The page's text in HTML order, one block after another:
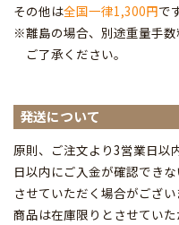
その他は全国一律1,300円で
※離島の場合、別途重量手
ご了承ください。
発送について
原則、ご注文より3営業日以
日以内にご入金が確認でき
させていただく場合がござ
商品は在庫限りとさせていた